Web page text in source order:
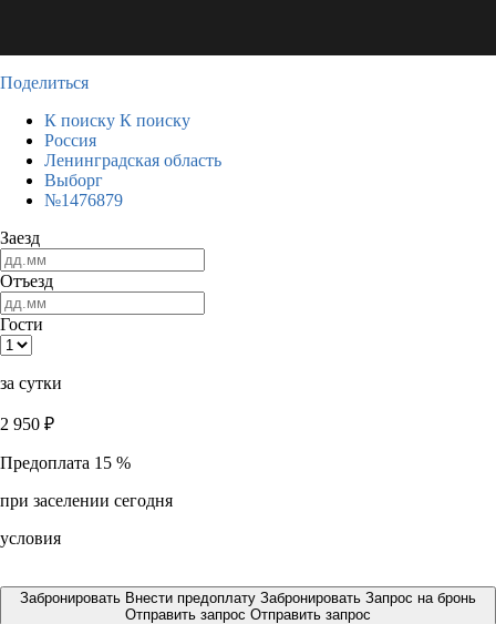
Поделиться
К поиску К поиску
Россия
Ленинградская область
Выборг
№1476879
Заезд
Отъезд
Гости
за сутки
2 950 ₽
Предоплата 15 %
при заселении сегодня
условия
Забронировать Внести предоплату Забронировать Запрос на бронь
Отправить запрос Отправить запрос